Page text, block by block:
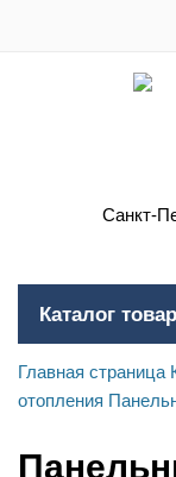
Санкт-
Каталог
Главная страница
отопления